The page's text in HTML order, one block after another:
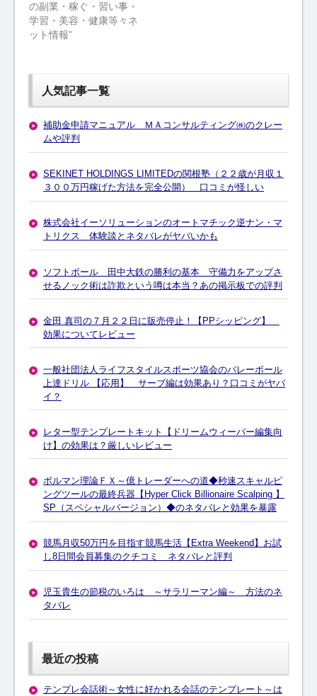
の副業・稼ぐ・習い事・
学習・美容・健康等々ネ
ット情報”
人気記事一覧
補助金申請マニュアル ＭＡコンサルティング㈱のクレー
ムや評判
SEKINET HOLDINGS LIMITEDの関根塾（２２歳が月収１
３００万円稼げた方法を完全公開） 口コミが怪しい
株式会社イーソリューションのオートマチック逆ナン・マ
トリクス 体験談とネタバレがヤバいかも
ソフトボール 田中大鉄の勝利の基本 守備力をアップさ
せるノック術は詐欺という噂は本当？あの掲示板での評判
金田 真司の７月２２日に販売停止！【PPシッピング】
効果についてレビュー
一般社団法人ライフスタイルスポーツ協会のバレーボール
上達ドリル 【応用】 サーブ編は効果あり？口コミがヤバ
イ？
レター型テンプレートキット【ドリームウィーバー編集向
け】の効果は？厳しいレビュー
ボルマン理論ＦＸ～億トレーダーへの道◆秒速スキャルピ
ングツールの最終兵器【Hyper Click Billionaire Scalping 】
SP（スペシャルバージョン）◆のネタバレと効果を暴露
競馬月収50万円を目指す競馬生活【Extra Weekend】お試
し8日間会員募集のクチコミ ネタバレと評判
児玉貴生の節税のいろは ～サラリーマン編～ 方法のネ
タバレ
最近の投稿
テンプレ会話術～女性に好かれる会話のテンプレート～は